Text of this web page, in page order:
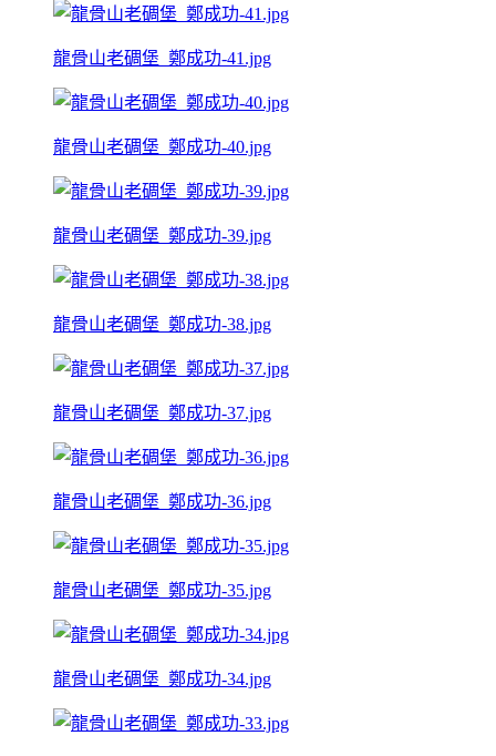
龍骨山老碉堡_鄭成功-41.jpg
龍骨山老碉堡_鄭成功-40.jpg
龍骨山老碉堡_鄭成功-39.jpg
龍骨山老碉堡_鄭成功-38.jpg
龍骨山老碉堡_鄭成功-37.jpg
龍骨山老碉堡_鄭成功-36.jpg
龍骨山老碉堡_鄭成功-35.jpg
龍骨山老碉堡_鄭成功-34.jpg